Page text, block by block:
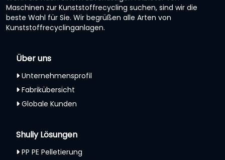
Maschinen zur Kunststoffrecycling suchen, sind wir die
beste Wahl für Sie. Wir begrüßen alle Arten von
Kunststoffrecyclinganlagen.
Über uns
Unternehmensprofil
Fabrikübersicht
Globale Kunden
Shuliy Lösungen
PP PE Pelletierung